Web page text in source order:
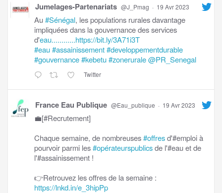
Jumelages-Partenariats @J_Pmag · 19 Avr 2023
Au#Sénégal, les populations rurales davantage
impliquées dans la gouvernance des services
d'eau............https://bit.ly/3A71i3T
#eau#assainissement#developpementdurable
#gouvernance#kebetu#zonerurale@PR_Senegal
Twitter
France Eau Publique @Eau_publique · 19 Avr 2023
💼[#Recrutement]
Chaque semaine, de nombreuses#offresd'#emploi à
pourvoir parmi les#opérateurspublicsde l'#eau et de
l'#assainissement !
👉Retrouvez les offres de la semaine :
https://lnkd.in/e_3hipPp